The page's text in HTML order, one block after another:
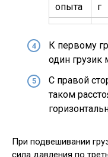
опыта
г
К первому
один грузик
С правой
таком
При подвешивании
сила давления по